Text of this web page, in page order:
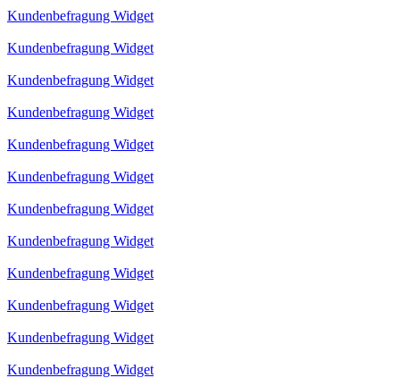
Kundenbefragung Widget
Kundenbefragung Widget
Kundenbefragung Widget
Kundenbefragung Widget
Kundenbefragung Widget
Kundenbefragung Widget
Kundenbefragung Widget
Kundenbefragung Widget
Kundenbefragung Widget
Kundenbefragung Widget
Kundenbefragung Widget
Kundenbefragung Widget